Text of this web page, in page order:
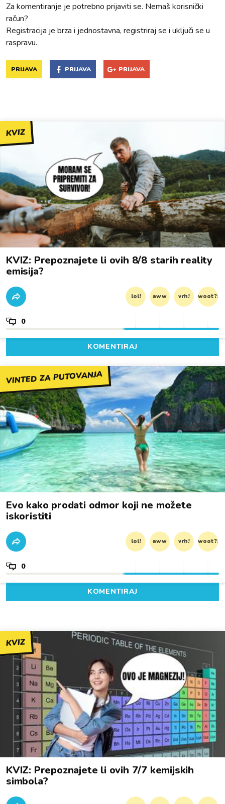
Za komentiranje je potrebno prijaviti se. Nemaš korisnički
račun?
Registracija je brza i jednostavna, registriraj se i uključi se u
raspravu.
PRIJAVA PRIJAVA PRIJAVA
KVIZ
KVIZ: Prepoznajete li ovih 8/8 starih reality
emisija?
lol! aww vrh! woot?!
0
KOMENTIRAJ
VINTED ZA PUTOVANJA
Evo kako prodati odmor koji ne možete
iskoristiti
lol! aww vrh! woot?!
0
KOMENTIRAJ
KVIZ
KVIZ: Prepoznajete li ovih 7/7 kemijskih
simbola?